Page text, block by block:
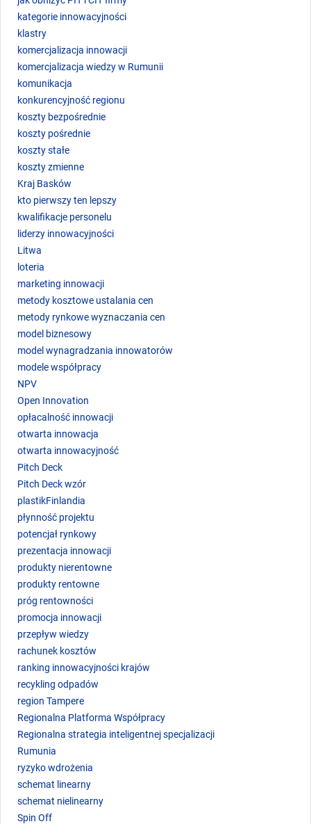
kategorie innowacyjności
klastry
komercjalizacja innowacji
komercjalizacja wiedzy w Rumunii
komunikacja
konkurencyjność regionu
koszty bezpośrednie
koszty pośrednie
koszty stałe
koszty zmienne
Kraj Basków
kto pierwszy ten lepszy
kwalifikacje personelu
liderzy innowacyjności
Litwa
loteria
marketing innowacji
metody kosztowe ustalania cen
metody rynkowe wyznaczania cen
model biznesowy
model wynagradzania innowatorów
modele współpracy
NPV
Open Innovation
opłacalność innowacji
otwarta innowacja
otwarta innowacyjność
Pitch Deck
Pitch Deck wzór
plastikFinlandia
płynność projektu
potencjał rynkowy
prezentacja innowacji
produkty nierentowne
produkty rentowne
próg rentowności
promocja innowacji
przepływ wiedzy
rachunek kosztów
ranking innowacyjności krajów
recykling odpadów
region Tampere
Regionalna Platforma Współpracy
Regionalna strategia inteligentnej specjalizacji
Rumunia
ryzyko wdrożenia
schemat linearny
schemat nielinearny
Spin Off